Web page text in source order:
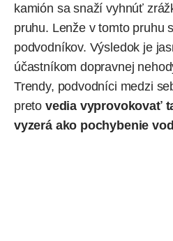
kamión sa snaží vyhnúť
pruhu. Lenže v tomto pruhu
podvodníkov. Výsledok je
účastníkom dopravnej
Trendy, podvodníci medzi
preto vedia vyprovokovať
vyzerá ako pochybenie